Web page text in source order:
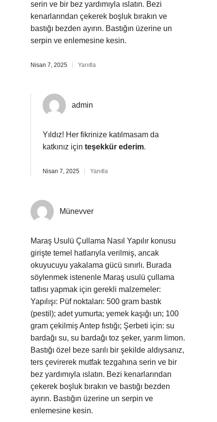
serin ve bir bez yardımıyla ıslatın. Bezi
kenarlarından çekerek boşluk bırakın ve
bastığı bezden ayırın. Bastığın üzerine un
serpin ve enlemesine kesin.
Nisan 7, 2025 Yanıtla
admin
Yıldız! Her fikrinize katılmasam da
katkınız için teşekkür ederim.
Nisan 7, 2025 Yanıtla
Münevver
Maraş Usulü Çullama Nasıl Yapılır konusu
girişte temel hatlarıyla verilmiş, ancak
okuyucuyu yakalama gücü sınırlı. Burada
söylenmek istenenle Maraş usulü çullama
tatlısı yapmak için gerekli malzemeler:
Yapılışı: Püf noktaları: 500 gram bastık
(pestil); adet yumurta; yemek kaşığı un; 100
gram çekilmiş Antep fıstığı; Şerbeti için: su
bardağı su, su bardağı toz şeker, yarım limon.
Bastığı özel beze sarılı bir şekilde aldıysanız,
ters çevirerek mutfak tezgahına serin ve bir
bez yardımıyla ıslatın. Bezi kenarlarından
çekerek boşluk bırakın ve bastığı bezden
ayırın. Bastığın üzerine un serpin ve
enlemesine kesin.